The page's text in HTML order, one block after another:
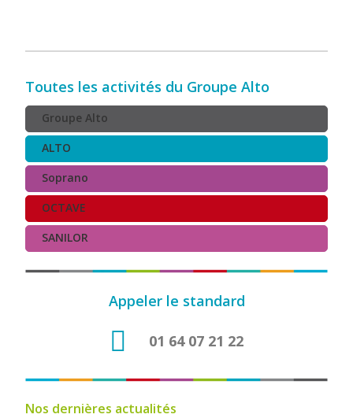
Toutes les activités du Groupe Alto
Groupe Alto
ALTO
Soprano
OCTAVE
SANILOR
Appeler le standard
01 64 07 21 22
Nos dernières actualités